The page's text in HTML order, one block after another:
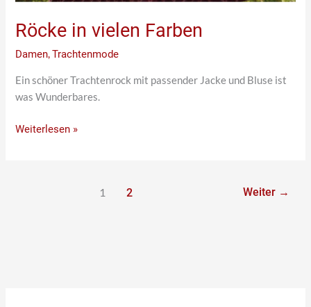
Röcke in vielen Farben
Damen,Trachtenmode
Ein schöner Trachtenrock mit passender Jacke und Bluse ist
was Wunderbares.
Weiterlesen »
1 2 Weiter →